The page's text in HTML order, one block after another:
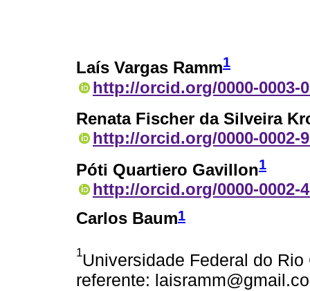
Laís Vargas Ramm1
http://orcid.org/0000-0003-
Renata Fischer da Silveira
http://orcid.org/0000-0002-
Póti Quartiero Gavillon1
http://orcid.org/0000-0002-
Carlos Baum1
1Universidade Federal do
referente: